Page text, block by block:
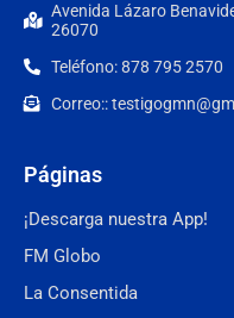
Avenida Lázaro
26070
Teléfono: 878 795 2570
Correo::
Páginas
¡Descarga nuestra App!
FM Globo
La Consentida